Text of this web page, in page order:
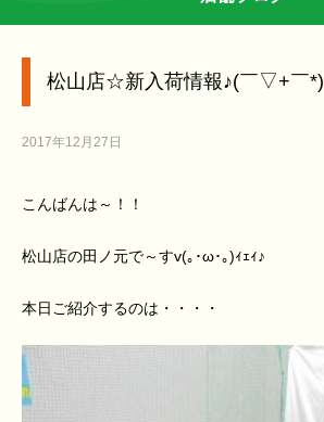
松山店☆新入荷情報♪(￣▽+￣*)
2017年12月27日
こんばんは～！！
松山店の田ノ元で～すv(｡･ω･｡)ｨｪｨ♪
本日ご紹介するのは・・・・